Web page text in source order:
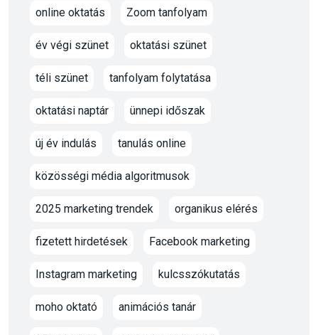
online oktatás Zoom tanfolyam
év végi szünet oktatási szünet
téli szünet tanfolyam folytatása
oktatási naptár ünnepi időszak
új év indulás tanulás online
közösségi média algoritmusok
2025 marketing trendek organikus elérés
fizetett hirdetések Facebook marketing
Instagram marketing kulcsszókutatás
moho oktató animációs tanár